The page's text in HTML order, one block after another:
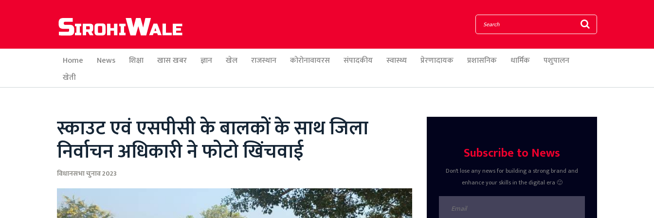
Home News शिक्षा खास खबर ज्ञान खेल राजस्थान कोरोनावायरस संपादकीय स्वास्थ्य प्रेरणादायक प्रशासनिक धार्मिक
पशुपालन
खेती
स्काउट एवं एसपीसी के बालकों के साथ जिला
निर्वाचन अधिकारी ने फोटो खिंचवाई
विधानसभा चुनाव 2023
Subscribe to News
Don't lose any news for building a strong brand and
enhance your skills in the digital era 🙂